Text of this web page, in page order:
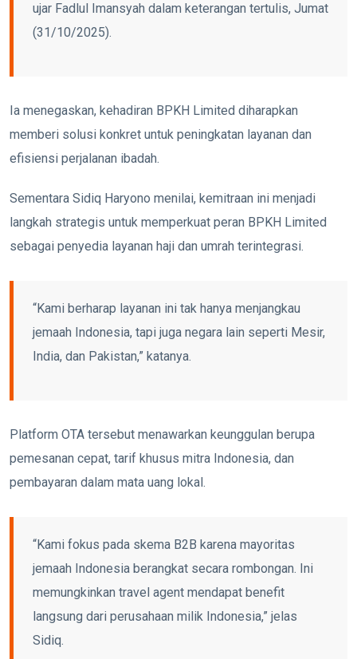
ujar Fadlul Imansyah dalam keterangan tertulis, Jumat
(31/10/2025).
Ia menegaskan, kehadiran BPKH Limited diharapkan
memberi solusi konkret untuk peningkatan layanan dan
efisiensi perjalanan ibadah.
Sementara Sidiq Haryono menilai, kemitraan ini menjadi
langkah strategis untuk memperkuat peran BPKH Limited
sebagai penyedia layanan haji dan umrah terintegrasi.
“Kami berharap layanan ini tak hanya menjangkau
jemaah Indonesia, tapi juga negara lain seperti Mesir,
India, dan Pakistan,” katanya.
Platform OTA tersebut menawarkan keunggulan berupa
pemesanan cepat, tarif khusus mitra Indonesia, dan
pembayaran dalam mata uang lokal.
“Kami fokus pada skema B2B karena mayoritas
jemaah Indonesia berangkat secara rombongan. Ini
memungkinkan travel agent mendapat benefit
langsung dari perusahaan milik Indonesia,” jelas
Sidiq.